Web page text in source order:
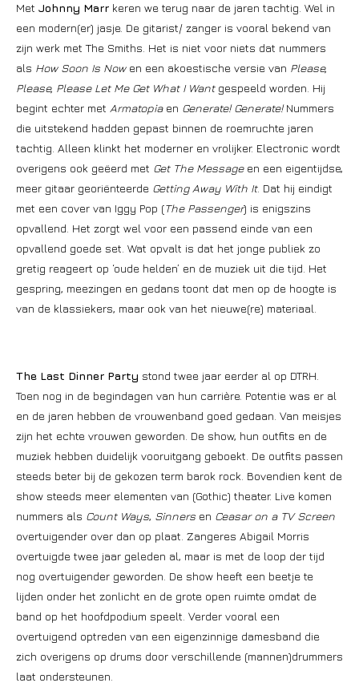
Met Johnny Marr keren we terug naar de jaren tachtig. Wel in
een modern(er) jasje. De gitarist/ zanger is vooral bekend van
zijn werk met The Smiths. Het is niet voor niets dat nummers
als How Soon Is Nowen een akoestische versie van Please,
Please, Please Let Me Get What I Wantgespeeld worden. Hij
begint echter met Armatopiaen Generate! Generate!Nummers
die uitstekend hadden gepast binnen de roemruchte jaren
tachtig. Alleen klinkt het moderner en vrolijker. Electronic wordt
overigens ook geëerd met Get The Message en een eigentijdse,
meer gitaar georiënteerde Getting Away With It. Dat hij eindigt
met een cover van Iggy Pop (The Passenger) is enigszins
opvallend. Het zorgt wel voor een passend einde van een
opvallend goede set. Wat opvalt is dat het jonge publiek zo
gretig reageert op ‘oude helden’ en de muziek uit die tijd. Het
gespring, meezingen en gedans toont dat men op de hoogte is
van de klassiekers, maar ook van het nieuwe(re) materiaal.
The Last Dinner Party stond twee jaar eerder al op DTRH.
Toen nog in de begindagen van hun carrière. Potentie was er al
en de jaren hebben de vrouwenband goed gedaan. Van meisjes
zijn het echte vrouwen geworden. De show, hun outfits en de
muziek hebben duidelijk vooruitgang geboekt. De outfits passen
steeds beter bij de gekozen term barok rock. Bovendien kent de
show steeds meer elementen van (Gothic) theater. Live komen
nummers als Count Ways, Sinners en Ceasar on a TV Screen
overtuigender over dan op plaat. Zangeres Abigail Morris
overtuigde twee jaar geleden al, maar is met de loop der tijd
nog overtuigender geworden. De show heeft een beetje te
lijden onder het zonlicht en de grote open ruimte omdat de
band op het hoofdpodium speelt. Verder vooral een
overtuigend optreden van een eigenzinnige damesband die
zich overigens op drums door verschillende (mannen)drummers
laat ondersteunen.